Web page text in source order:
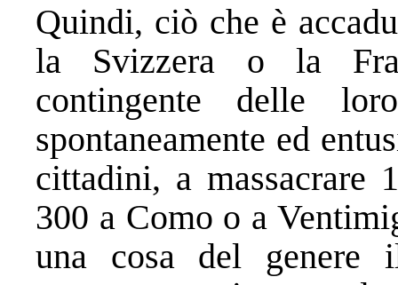
Quindi, ciò che è
la Svizzera o la
contingente delle
spontaneamente ed
cittadini, a massacrare
300 a Como o a
una cosa del genere